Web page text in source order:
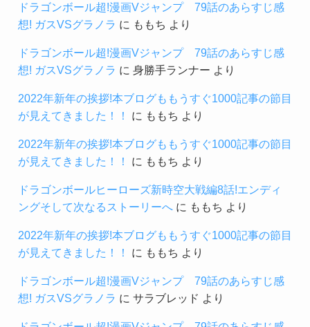
ドラゴンボール超!漫画Vジャンプ 79話のあらすじ感
想! ガスVSグラノラ に ももち より
ドラゴンボール超!漫画Vジャンプ 79話のあらすじ感
想! ガスVSグラノラ に 身勝手ランナー より
2022年新年の挨拶!本ブログももうすぐ1000記事の節目
が見えてきました！！
に ももち より
2022年新年の挨拶!本ブログももうすぐ1000記事の節目
が見えてきました！！
に ももち より
ドラゴンボールヒーローズ新時空大戦編8話!エンディ
ングそして次なるストーリーへに ももち より
2022年新年の挨拶!本ブログももうすぐ1000記事の節目
が見えてきました！！
に ももち より
ドラゴンボール超!漫画Vジャンプ 79話のあらすじ感
想! ガスVSグラノラ に サラブレッド より